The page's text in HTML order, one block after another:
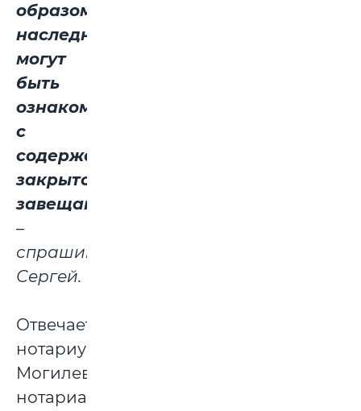
образом
наследники
могут
быть
ознакомлены
с
содержанием
закрытого
завещания?»
–
спрашивает
Сергей.
Отвечает
нотариус
Могилевского
нотариального